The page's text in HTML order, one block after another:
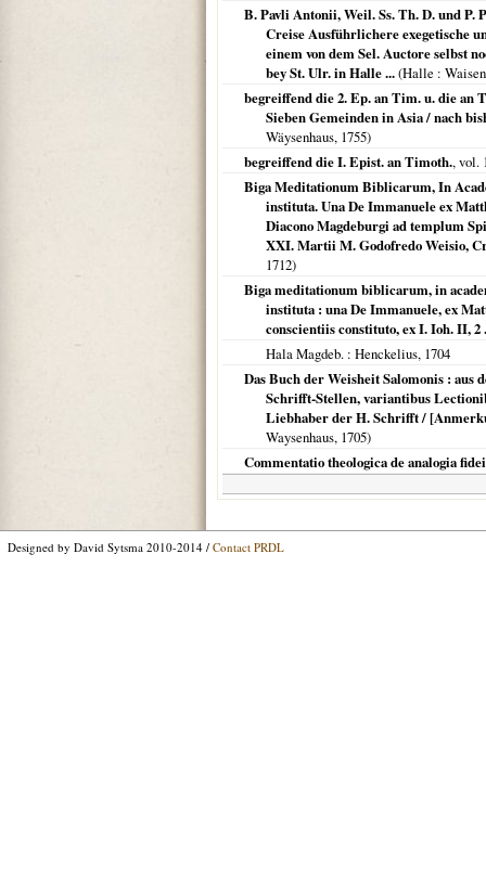
B. Pavli Antonii, Weil. Ss. Th. D. und P.
Creise Ausführlichere exegetische
einem von dem Sel. Auctore selbst
bey St. Ulr. in Halle ...(Halle :
begreiffend die 2. Ep. an Tim. u. die an
Sieben Gemeinden in Asia / nach
Wäysenhaus, 1755)
begreiffend die I. Epist. an Timoth., vol.
Biga Meditationum Biblicarum, In
instituta. Una De Immanuele ex
Diacono Magdeburgi ad templum
XXI. Martii M. Godofredo Weisio,
1712)
Biga meditationum biblicarum, in
instituta : una De Immanuele, ex
conscientiis constituto, ex I. Ioh. II, 2
Hala Magdeb. : Henckelius, 1704
Das Buch der Weisheit Salomonis : aus
Schrifft-Stellen, variantibus
Liebhaber der H. Schrifft /
Waysenhaus, 1705)
Commentatio theologica de analogia fidei
Designed by David Sytsma 2010-2014 / Contact PRDL